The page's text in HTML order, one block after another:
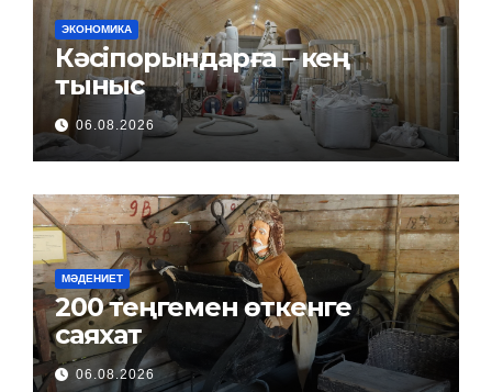
ЭКОНОМИКА
Кәсіпорындарға – кең
тыныс
06.08.2026
МӘДЕНИЕТ
200 теңгемен өткенге
саяхат
06.08.2026